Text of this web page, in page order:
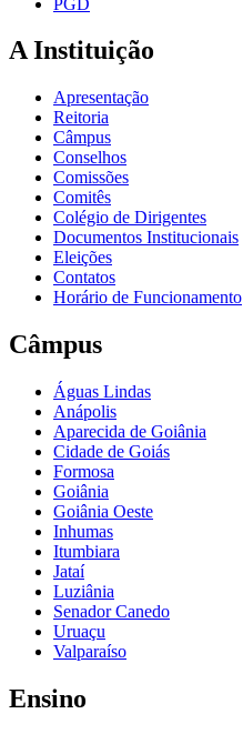
A Instituição
Apresentação
Reitoria
Câmpus
Conselhos
Comissões
Comitês
Colégio de Dirigentes
Documentos Institucionais
Eleições
Contatos
Horário de Funcionamento
Câmpus
Águas Lindas
Anápolis
Aparecida de Goiânia
Cidade de Goiás
Formosa
Goiânia
Goiânia Oeste
Inhumas
Itumbiara
Jataí
Luziânia
Senador Canedo
Uruaçu
Valparaíso
Ensino